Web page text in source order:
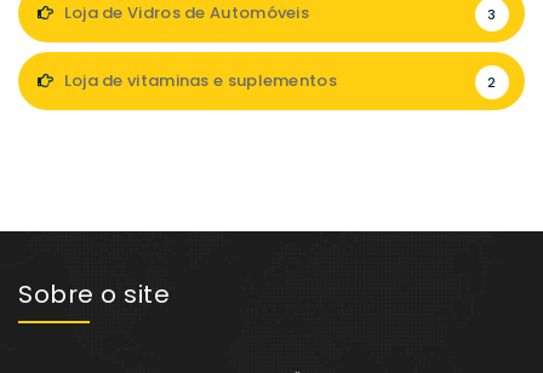
Loja de Vidros de Automóveis 3
Loja de vitaminas e suplementos 2
Sobre o site